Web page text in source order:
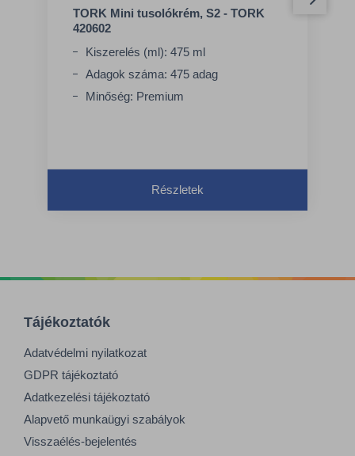
TORK Mini tusolókrém, S2 - TORK
420602
Kiszerelés (ml): 475 ml
Adagok száma: 475 adag
Minőség: Premium
Részletek
Tájékoztatók
Adatvédelmi nyilatkozat
GDPR tájékoztató
Adatkezelési tájékoztató
Alapvető munkaügyi szabályok
Visszaélés-bejelentés